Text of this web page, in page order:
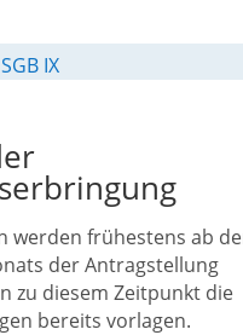
IX
werden frühestens ab
der Antragstellung
zu diesem Zeitpunkt die
bereits vorlagen.